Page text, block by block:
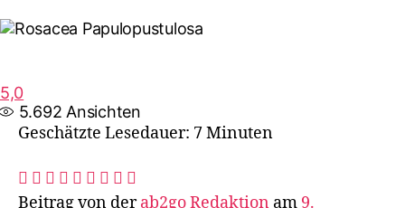
5,0
5.692 Ansichten
Geschätzte Lesedauer: 7 Minuten
Beitrag von derab2go Redaktion am 9.